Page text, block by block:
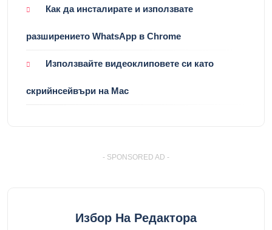
Как да инсталирате и използвате
разширението WhatsApp в Chrome
Използвайте видеоклиповете си като
скрийнсейвъри на Mac
- SPONSORED AD -
Избор На Редактора